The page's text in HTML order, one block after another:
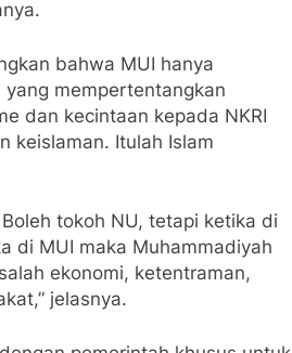
bahwa MUI hanya
mempertentangkan
dan kecintaan kepada NKRI
keislaman. Itulah Islam
tokoh NU, tetapi ketika di
di MUI maka Muhammadiyah
ekonomi, ketentraman,
jelasnya.